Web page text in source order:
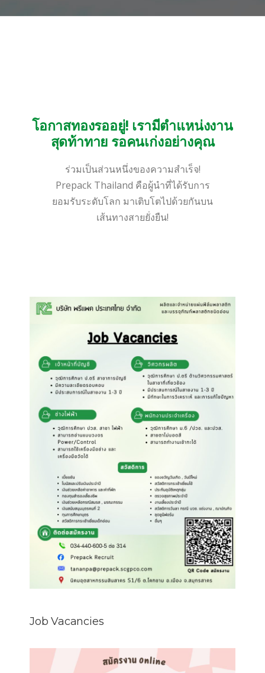
โอกาสทองรออยู่! เรามีตำแหน่งงาน
สุดท้าทาย รอคนเก่งอย่างคุณ
ร่วมเป็นส่วนหนึ่งของความสำเร็จ!
Prepack Thailand คือผู้นำที่ได้รับการ
ยอมรับระดับโลก มาเติบโตไปด้วยกันบน
เส้นทางสายยั่งยืน!
Job Vacancies